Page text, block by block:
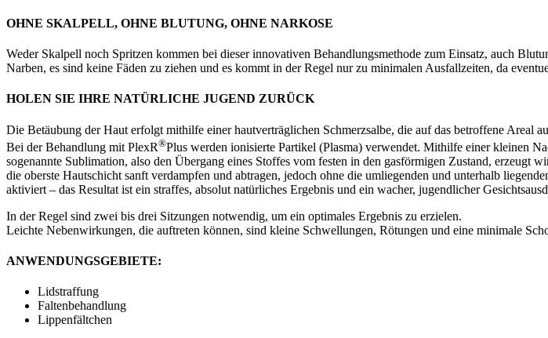
OHNE SKALPELL, OHNE BLUTUNG, OHNE NARKOSE
Weder Skalpell noch Spritzen kommen bei dieser innovativen Behandlungsmethode zum Einsatz, auch
Narben, es sind keine Fäden zu ziehen und es kommt in der Regel nur zu minimalen Ausfallzeiten, da
HOLEN SIE IHRE NATÜRLICHE JUGEND ZURÜCK
Die Betäubung der Haut erfolgt mithilfe einer hautverträglichen Schmerzsalbe, die auf das betroffene Areal
Bei der Behandlung mit PlexR®Plus werden ionisierte Partikel (Plasma) verwendet. Mithilfe einer kleinen
sogenannte Sublimation, also den Übergang eines Stoffes vom festen in den gasförmigen Zustand,
die oberste Hautschicht sanft verdampfen und abtragen, jedoch ohne die umliegenden und unterhalb
aktiviert – das Resultat ist ein straffes, absolut natürliches Ergebnis und ein wacher, jugendlicher
In der Regel sind zwei bis drei Sitzungen notwendig, um ein optimales Ergebnis zu erzielen.
Leichte Nebenwirkungen, die auftreten können, sind kleine Schwellungen, Rötungen und eine minimale
ANWENDUNGSGEBIETE:
Lidstraffung
Faltenbehandlung
Lippenfältchen